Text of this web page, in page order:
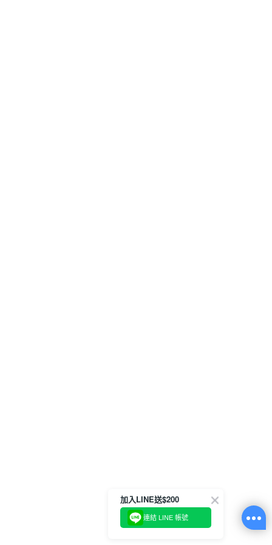
加入LINE送$200
連結 LINE 帳號